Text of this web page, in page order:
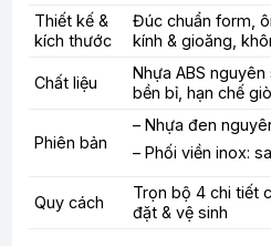
Thiết kế &
kích thước
Đúc chuẩn form,
kính & gioăng,
Chất liệu
Nhựa ABS
bền bỉ, hạn chế
Phiên bản
– Nhựa đen
– Phối viền inox:
Quy cách
Trọn bộ 4 chi tiết
đặt & vệ sinh